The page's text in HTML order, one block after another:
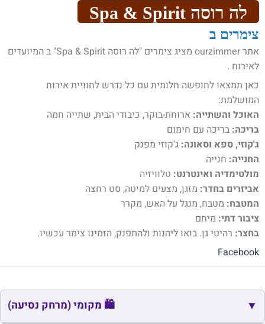
לה רוסה Spa & Spirit
צימרים ב
אתר ourzimmer מציג צימרים "לה רוסה Spa & Spirit" ב המיועדים
לאירוח .
כאן תמצאו לחופשה חלומית עם כל נדרש לחוויית אירוח
המושלמת:
האוכל והשתייה: ארוחת-בוקר, כיבודי הבית, שתייה חמה
בריכה: בריכה עם חימום
ג'קוזי, ספא וסאונה: ג'קוזי מפנק
החנייה: חנייה
מולטימדיה ואינטרנט: טלוויזיה
אביזרים בחדר: מזגן, מצעים למיטה, סט רחצה
המטבח: מטבח, מנגל על האש, מקרר
ציבור דתי: מיחם
בחצר: רהיטי גן. בואו ליהנות ולהתפנק, הזמינו צימר עכשיו.
Facebook
▼
🛍️ מקומי (מרחק נסיעה)